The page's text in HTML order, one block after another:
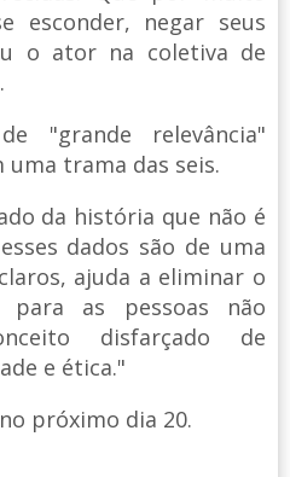
esconder, negar seus
o ator na coletiva de
"grande relevância"
trama das seis.
da história que não é
dados são de uma
ajuda a eliminar o
para as pessoas não
disfarçado de
e ética."
próximo dia 20.